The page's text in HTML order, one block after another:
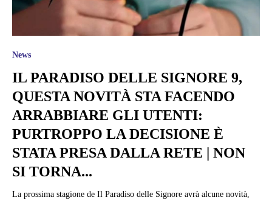
News
IL PARADISO DELLE SIGNORE 9,
QUESTA NOVITÀ STA FACENDO
ARRABBIARE GLI UTENTI:
PURTROPPO LA DECISIONE È
STATA PRESA DALLA RETE | NON
SI TORNA...
La prossima stagione de Il Paradiso delle Signore avrà alcune novità,